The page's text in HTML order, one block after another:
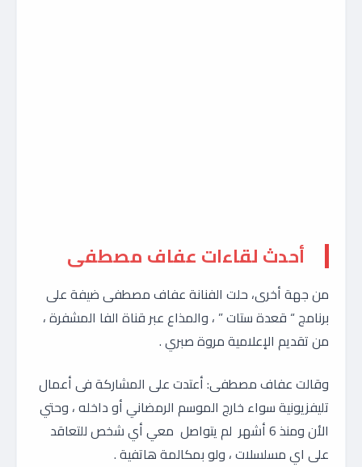
أحدث لقاءات عفاف مصطفى
من جهة أخرى، حلت الفنانة عفاف مصطفى ضيفة على
برنامج “ قعدة ستات ” ، والمذاع عبر قناة الفا المشفرة ،
من تقديم الإعلامية مروة صبري .
وقالت عفاف مصطفى: أعتدت على المشاركة فى أعمال
تليفزيونية سواء خارج الموسم الرمضاني أو داخله ، وحتي
الأن ومنذ 6 أشهر لم يتواصل معي أي شخص للتعاقد
على اي مسلسلات ، ولو بمكالمة هاتفية .